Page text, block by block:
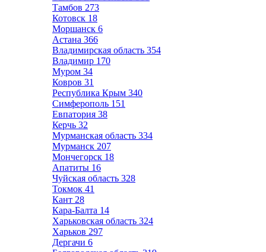
Тамбов 273
Котовск 18
Моршанск 6
Астана 366
Владимирская область 354
Владимир 170
Муром 34
Ковров 31
Республика Крым 340
Симферополь 151
Евпатория 38
Керчь 32
Мурманская область 334
Мурманск 207
Мончегорск 18
Апатиты 16
Чуйская область 328
Токмок 41
Кант 28
Кара-Балта 14
Харьковская область 324
Харьков 297
Дергачи 6